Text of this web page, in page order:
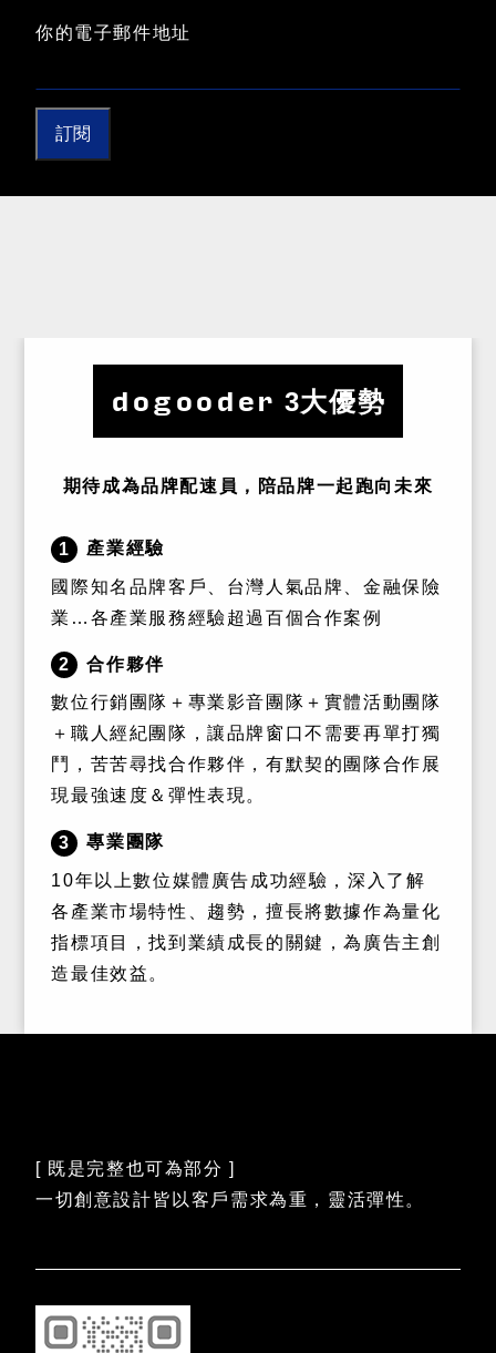
你的電子郵件地址
訂閱
dogooder 3大優勢
期待成為品牌配速員，陪品牌一起跑向未來
1 產業經驗
國際知名品牌客戶、台灣人氣品牌、金融保險
業…各產業服務經驗超過百個合作案例
2 合作夥伴
數位行銷團隊＋專業影音團隊＋實體活動團隊
＋職人經紀團隊，讓品牌窗口不需要再單打獨
鬥，苦苦尋找合作夥伴，有默契的團隊合作展
現最強速度＆彈性表現。
3 專業團隊
10年以上數位媒體廣告成功經驗，深入了解
各產業市場特性、趨勢，擅長將數據作為量化
指標項目，找到業績成長的關鍵，為廣告主創
造最佳效益。
[ 既是完整也可為部分 ]
一切創意設計皆以客戶需求為重，靈活彈性。